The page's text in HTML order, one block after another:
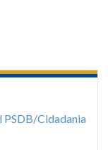
PSDB/Cidadania